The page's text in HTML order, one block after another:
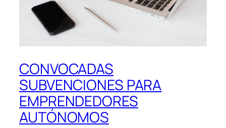
CONVOCADAS
SUBVENCIONES PARA
EMPRENDEDORES
AUTÓNOMOS